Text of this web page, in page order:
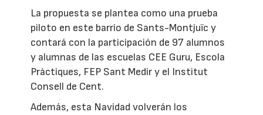
La propuesta se plantea como una prueba
piloto en este barrio de Sants-Montjuïc y
contará con la participación de 97 alumnos
y alumnas de las escuelas CEE Guru, Escola
Pràctiques, FEP Sant Medir y el Institut
Consell de Cent.
Además, esta Navidad volverán los